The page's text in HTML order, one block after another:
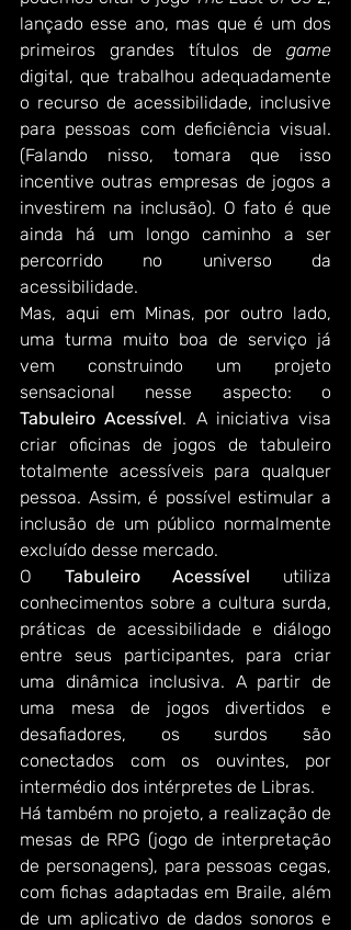
lançado esse ano, mas que é um dos
primeiros grandes títulos de game
digital, que trabalhou adequadamente
o recurso de acessibilidade, inclusive
para pessoas com deficiência visual.
(Falando nisso, tomara que isso
incentive outras empresas de jogos a
investirem na inclusão). O fato é que
ainda há um longo caminho a ser
percorrido no universo da
acessibilidade.
Mas, aqui em Minas, por outro lado,
uma turma muito boa de serviço já
vem construindo um projeto
Tabuleiro Acessível. A iniciativa visa
criar oficinas de jogos de tabuleiro
totalmente acessíveis para qualquer
pessoa. Assim, é possível estimular a
inclusão de um público normalmente
excluído desse mercado.
O Tabuleiro Acessível utiliza
conhecimentos sobre a cultura surda,
práticas de acessibilidade e diálogo
entre seus participantes, para criar
uma dinâmica inclusiva. A partir de
uma mesa de jogos divertidos e
desafiadores, os surdos são
conectados com os ouvintes, por
intermédio dos intérpretes de Libras.
Há também no projeto, a realização de
mesas de RPG (jogo de interpretação
de personagens), para pessoas cegas,
com fichas adaptadas em Braile, além
de um aplicativo de dados sonoros e